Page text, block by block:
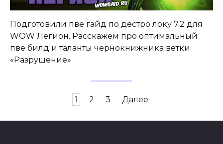
Подготовили пве гайд по дестро локу 7.2 для
WOW Легион. Расскажем про оптимальный
пве билд и таланты чернокнижника ветки
«Разрушение»
1 2 3 Далее